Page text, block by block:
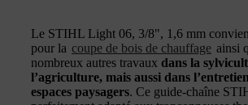
Le STIHL Light 06, 3/8", 1,6 mm
pour la coupe de bois de chauffage ainsi
nombreux autres travaux dans la
l’agriculture, mais aussi dans
espaces paysagers. Ce guide-chaîne